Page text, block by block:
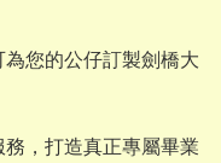
您的公仔訂製劍橋大
，打造真正專屬畢業